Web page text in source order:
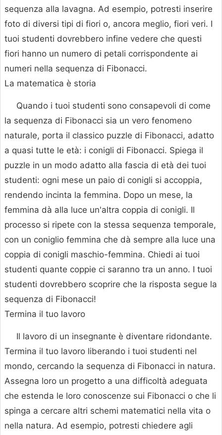
sequenza alla lavagna. Ad esempio, potresti inserire
foto di diversi tipi di fiori o, ancora meglio, fiori veri. I
tuoi studenti dovrebbero infine vedere che questi
fiori hanno un numero di petali corrispondente ai
numeri nella sequenza di Fibonacci.
La matematica è storia
Quando i tuoi studenti sono consapevoli di come
la sequenza di Fibonacci sia un vero fenomeno
naturale, porta il classico puzzle di Fibonacci, adatto
a quasi tutte le età: i conigli di Fibonacci. Spiega il
puzzle in un modo adatto alla fascia di età dei tuoi
studenti: ogni mese un paio di conigli si accoppia,
rendendo incinta la femmina. Dopo un mese, la
femmina dà alla luce un'altra coppia di conigli. Il
processo si ripete con la stessa sequenza temporale,
con un coniglio femmina che dà sempre alla luce una
coppia di conigli maschio-femmina. Chiedi ai tuoi
studenti quante coppie ci saranno tra un anno. I tuoi
studenti dovrebbero scoprire che la risposta segue la
sequenza di Fibonacci!
Termina il tuo lavoro
Il lavoro di un insegnante è diventare ridondante.
Termina il tuo lavoro liberando i tuoi studenti nel
mondo, cercando la sequenza di Fibonacci in natura.
Assegna loro un progetto a una difficoltà adeguata
che estenda le loro conoscenze sui Fibonacci o che li
spinga a cercare altri schemi matematici nella vita o
nella natura. Ad esempio, potresti chiedere agli